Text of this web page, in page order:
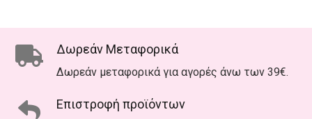
Δωρεάν Μεταφορικά
Δωρεάν μεταφορικά για αγορές άνω των 39€.
Επιστροφή προϊόντων